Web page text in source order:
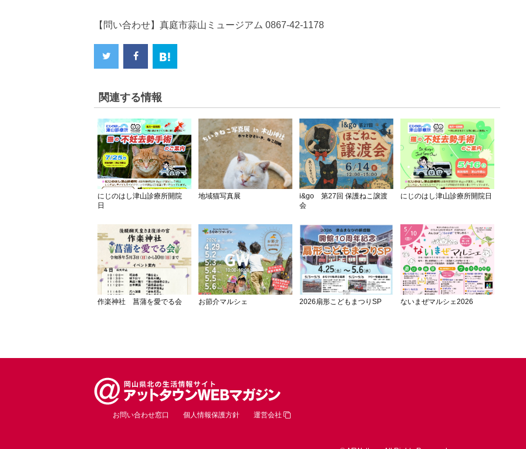
【問い合わせ】真庭市蒜山ミュージアム 0867-42-1178
関連する情報
にじのはし津山診療所開院
日
地域猫写真展
i&go 第27回 保護ねこ譲渡
会
にじのはし津山診療所開院日
作楽神社 菖蒲を愛でる会 お節介マルシェ 2026扇形こどもまつりSP ないまぜマルシェ2026
お問い合わせ窓口 個人情報保護方針 運営会社